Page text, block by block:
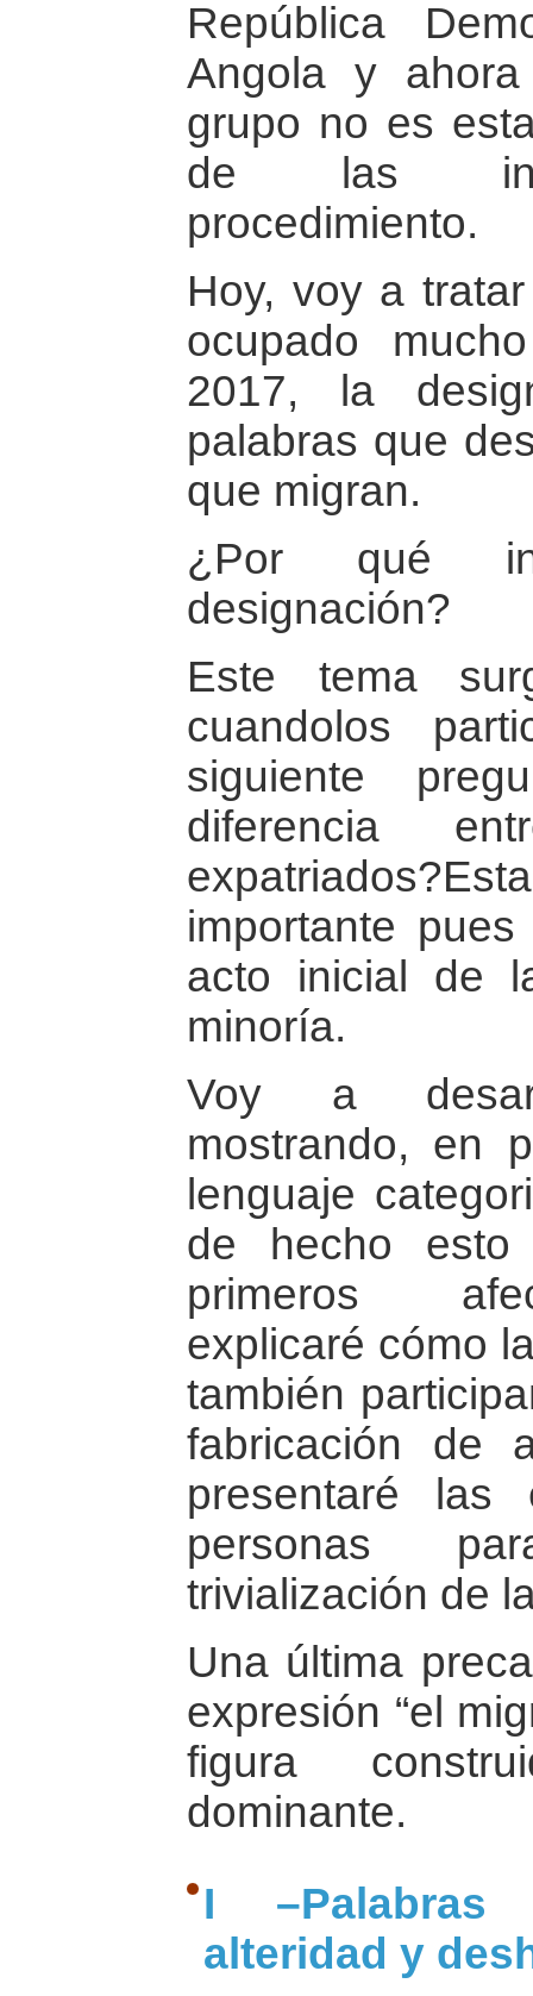
República
Angola y
grupo no es
de las
procedimiento.
Hoy, voy a
ocupado
2017, la
palabras que
que migran.
¿Por qué
designación?
Este tema
cuandolos
siguiente
diferencia
importante
acto inicial de
minoría.
Voy a
mostrando, en
lenguaje
de hecho esto
primeros
explicaré cómo
también
fabricación de
presentaré las
personas
trivialización de
Una última
expresión “el
figura
dominante.
I
alteridad y